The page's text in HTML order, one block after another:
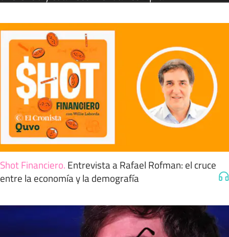
Shot Financiero. Entrevista a Rafael Rofman: el cruce
entre la economía y la demografía